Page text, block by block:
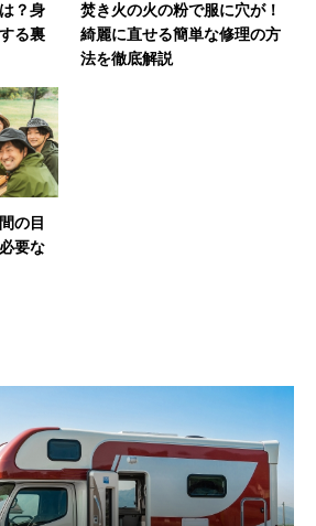
？身
る裏
焚き火の火の粉で服に穴が！
綺麗に直せる簡単な修理の方
法を徹底解説
の目
要な